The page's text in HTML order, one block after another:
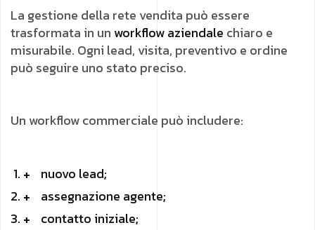
La gestione della rete vendita può essere
trasformata in un workflow aziendale chiaro e
misurabile. Ogni lead, visita, preventivo e ordine
può seguire uno stato preciso.
Un workflow commerciale può includere:
nuovo lead;
assegnazione agente;
contatto iniziale;